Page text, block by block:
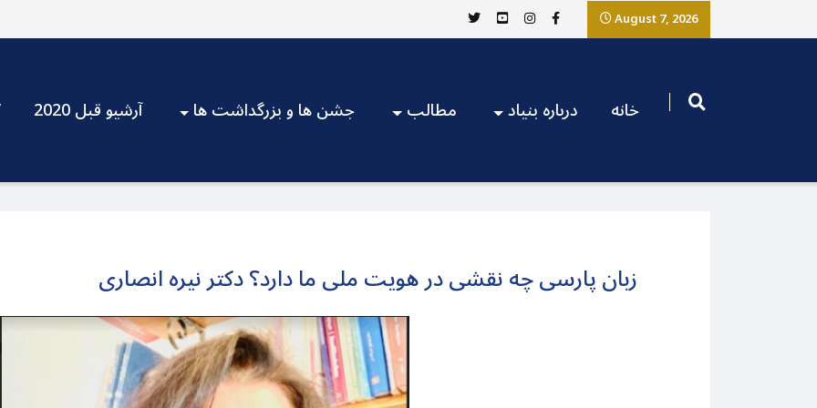
August 7, 2026
آرشیو قبل 2020 جشن ها و بزرگداشت ها مطالب درباره بنیاد خانه
زبان پارسی چه نقشی در هویت ملی ما دارد؟ دکتر نیره انصاری